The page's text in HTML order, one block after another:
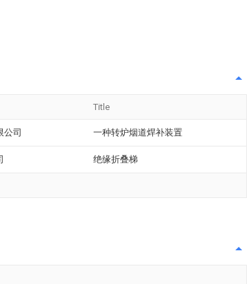
Title
公司 一种转炉烟道焊补装置
绝缘折叠梯